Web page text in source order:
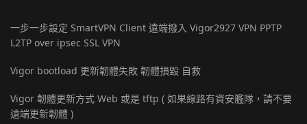
一步一步設定 SmartVPN Client 遠端撥入 Vigor2927 VPN PPTP
L2TP over ipsec SSL VPN
Vigor bootload 更新韌體失敗 韌體損毀 自救
Vigor 韌體更新方式 Web 或是 tftp ( 如果線路有資安艦隊，請不要
遠端更新韌體 )